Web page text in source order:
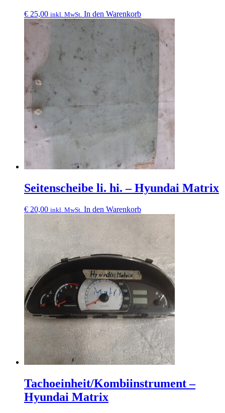
€ 25,00 inkl. MwSt. In den Warenkorb
Seitenscheibe li. hi. – Hyundai Matrix
€ 20,00 inkl. MwSt. In den Warenkorb
Tachoeinheit/Kombiinstrument –
Hyundai Matrix